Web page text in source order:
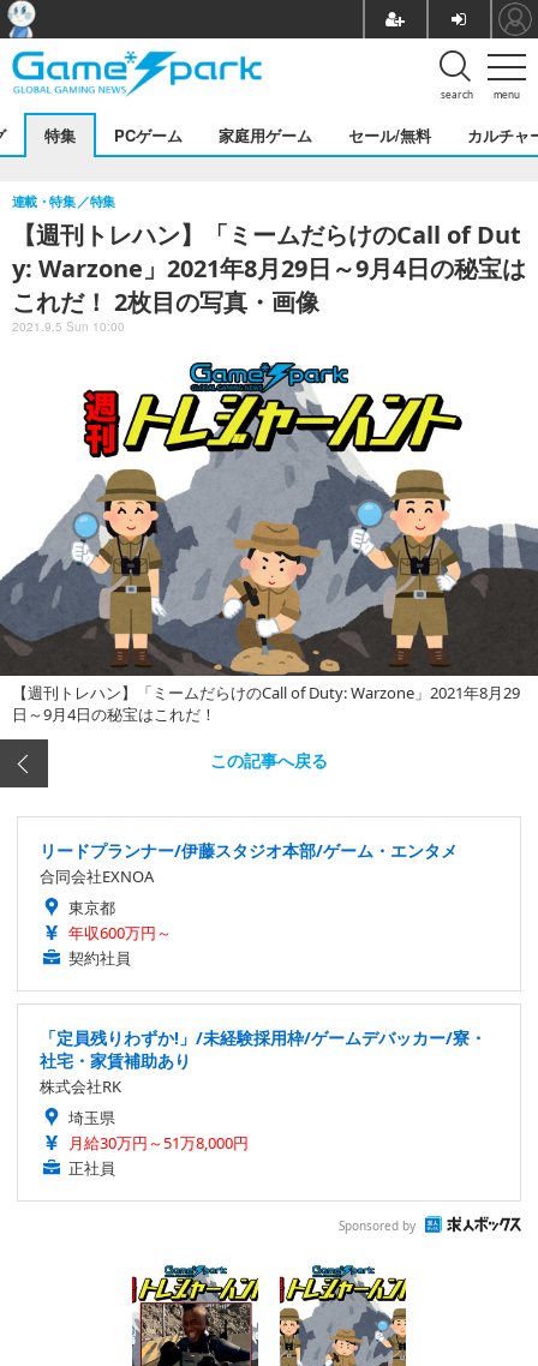
menu
search
特集 PCゲーム 家庭用ゲーム セール/無料 カルチャ
【週刊トレハン】「ミームだらけのCall of Dut
y: Warzone」2021年8月29日～9月4日の秘宝は
これだ！ 2枚目の写真・画像
連載・特集 特集
2021.9.5 Sun 10:00
【週刊トレハン】「ミームだらけのCall of Duty: Warzone」2021年8月29
日～9月4日の秘宝はこれだ！
この記事へ戻る
リードプランナー/伊藤スタジオ本部/ゲーム・エンタメ
合同会社EXNOA
東京都
年収600万円～
契約社員
「定員残りわずか!」/未経験採用枠/ゲームデバッカー/寮・
社宅・家賃補助あり
株式会社RK
埼玉県
月給30万円～51万8,000円
正社員
Sponsored by